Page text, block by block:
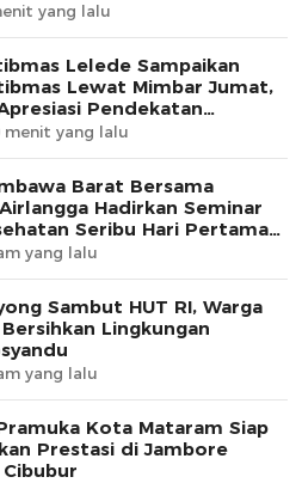
yang lalu
Lelede Sampaikan
Lewat Mimbar Jumat,
Pendekatan
menit yang lalu
Barat Bersama
Hadirkan Seminar
Seribu Hari Pertama
yang lalu
Sambut HUT RI, Warga
Lingkungan
yang lalu
Kota Mataram Siap
Prestasi di Jambore
Cibubur